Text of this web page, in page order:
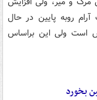
روبه پایین در حال
است ولی این براساس
بخورد